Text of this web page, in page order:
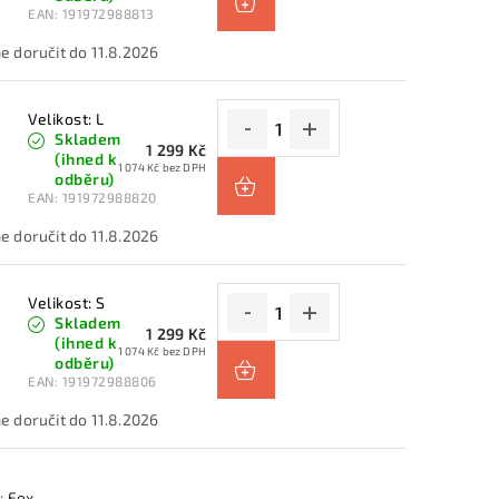
EAN: 191972988813
11.8.2026
Velikost: L
Skladem
(ihned k
odběru)
EAN: 191972988820
1 299 Kč
1 074 Kč bez DPH
11.8.2026
Velikost: S
Skladem
(ihned k
odběru)
EAN: 191972988806
1 299 Kč
1 074 Kč bez DPH
11.8.2026